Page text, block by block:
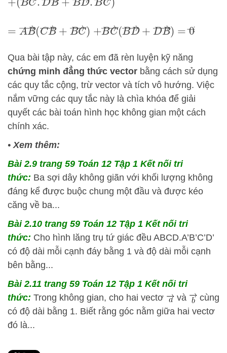
=AB→(CB →+BC →)
+ BC→(BD →+DB→)=
Qua bài tập này, các em đã rèn luyện kỹ năng
chứng minh đẳng thức vector bằng cách sử dụng
các quy tắc cộng, trừ vector và tích vô hướng. Việc
nắm vững các quy tắc này là chìa khóa để giải
quyết các bài toán hình học không gian một cách
chính xác.
• Xem thêm:
Bài 2.9 trang 59 Toán 12 Tập 1 Kết nối tri
thức: Ba sợi dây không giãn với khối lượng không
đáng kể được buộc chung một đầu và được kéo
căng về ba...
Bài 2.10 trang 59 Toán 12 Tập 1 Kết nối tri
thức: Cho hình lăng trụ tứ giác đều ABCD.A’B’C’D’
có độ dài mỗi cạnh đáy bằng 1 và độ dài mỗi cạnh
bên bằng...
Bài 2.11 trang 59 Toán 12 Tập 1 Kết nối tri
thức: Trong không gian, cho hai vectơ và
cùng
có độ dài bằng 1. Biết rằng góc nằm giữa hai vectơ
đó là...